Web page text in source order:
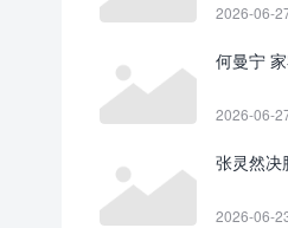
2026-06-
何曼宁
2026-06-
张灵然决
2026-06-